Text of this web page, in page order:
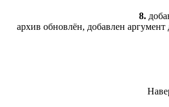
8.
архив обновлён, добавлен